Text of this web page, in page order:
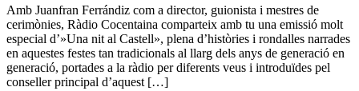
Amb Juanfran Ferrándiz com a director, guionista i mestres de
cerimònies, Ràdio Cocentaina comparteix amb tu una emissió molt
especial d’»Una nit al Castell», plena d’històries i rondalles narrades
en aquestes festes tan tradicionals al llarg dels anys de generació en
generació, portades a la ràdio per diferents veus i introduïdes pel
conseller principal d’aquest […]